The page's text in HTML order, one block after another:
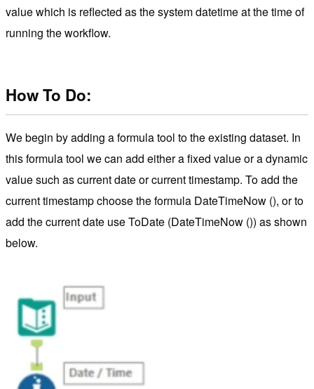
value which is reflected as the system datetime at the time of
running the workflow.
How To Do:
We begin by adding a formula tool to the existing dataset. In
this formula tool we can add either a fixed value or a dynamic
value such as current date or current timestamp. To add the
current timestamp choose the formula DateTimeNow (), or to
add the current date use ToDate (DateTimeNow ()) as shown
below.